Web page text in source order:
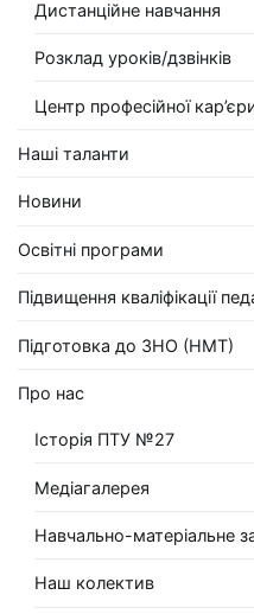
Дистанційне навчання
Розклад уроків/дзвінків
Центр професійної
Наші таланти
Новини
Освітні програми
Підвищення кваліфікації
Підготовка до ЗНО (НМТ)
Про нас
Історія ПТУ №27
Медіагалерея
Навчально-матеріальне
Наш колектив